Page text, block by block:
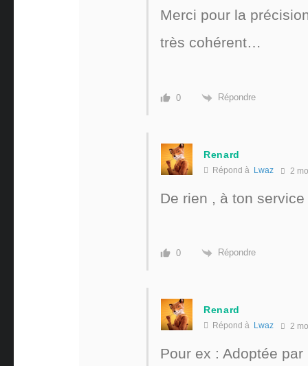
Merci pour la
très cohérent…
0 Répondre
Renard
Répond à Lwaz 2
De rien , à ton service
0 Répondre
Renard
Répond à Lwaz 2
Pour ex : Adoptée